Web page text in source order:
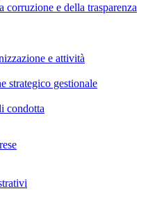
corruzione e della trasparenza
e attività
strategico gestionale
condotta